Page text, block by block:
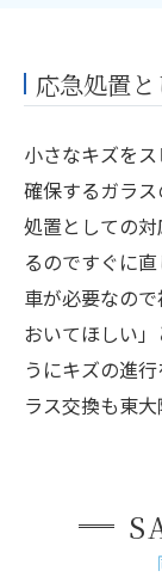
応急処置
小さなキズを
確保するガラ
処置としての
るのですぐに
車が必要なの
おいてほしい
うにキズの進
ラス交換も東大